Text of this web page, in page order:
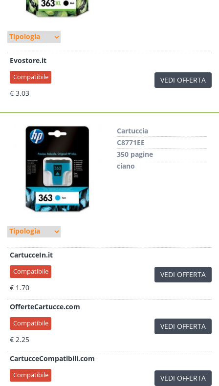
Evostore.it
Compatibile
€ 3.03
VEDI OFFERTA
Cartuccia
C8771EE
350 pagine
ciano
CartucceIn.it
Compatibile
€ 1.70
VEDI OFFERTA
OfferteCartucce.com
Compatibile
€ 2.25
VEDI OFFERTA
CartucceCompatibili.com
Compatibile VEDI OFFERTA